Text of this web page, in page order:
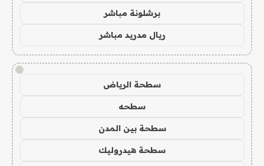
برشلونة مباشر
ريال مدريد مباشر
!
سطحة الرياض
سطحه
سطحة بين المدن
سطحة هيدروليك